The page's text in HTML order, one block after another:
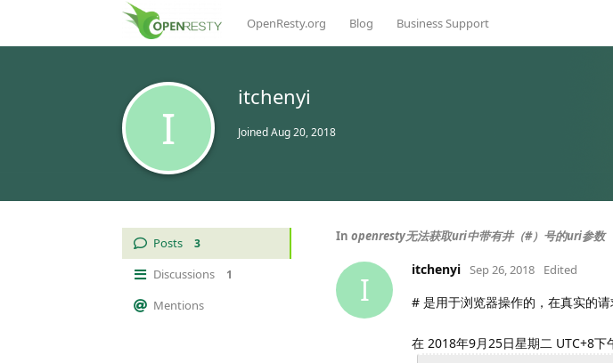
OpenResty.org Blog Business Support
I
itchenyi
JoinedAug 20, 2018
Posts 3
Discussions 1
Mentions
In openresty无法获取uri中带有井（#）号的uri参数
I
itchenyi Sep 26, 2018 Edited
# 是用于浏览器操作的，在真实的
在 2018年9月25日星期二 UTC+8下